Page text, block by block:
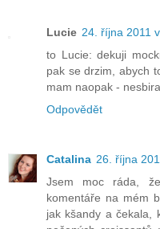
Lucie 24. října 2011
to Lucie: dekuji
pak se drzim, abych
mam naopak -
Odpovědět
Catalina 26. října
Jsem moc ráda,
komentáře na mém
jak kšandy a čekala,